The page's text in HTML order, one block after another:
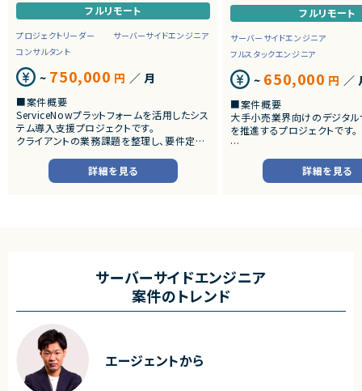
フルリモート
プロジェクトリーダー
サーバーサイドエンジニア
コンサルタント
~ 750,000 円 ／ 月
■案件概要
ServiceNowプラットフォームを活用したシス
テム導入支援プロジェクトです。
クライアントの業務課題を整理し、要件定義
だきます。
・詳細設計書、テスト仕様書等のドキュメント
・成果物レビューおよび品質管理
・開発メンバーへの技術支援、進捗管理
■体制
・少人数体制でのプロジェクト推進
・クライアントおよび開発メンバーとのコミュ
ニケーションあり
詳細を見る
フルリモート
サーバーサイドエンジニア
フルスタックエンジニア
~ 650,000 円 ／
■案件概要
大手小売業界向けのデジタ
を推進するプロジェクトです。
■プロダクトやサービスの概
・店舗向けスマホアプリおよ
システムの継続的なエンハ
・要件整理および要件定義支
・バックエンドシステムの設計
・リリース対応および品質向
詳細を見る
サーバーサイドエンジニア
案件のトレンド
エージェントから